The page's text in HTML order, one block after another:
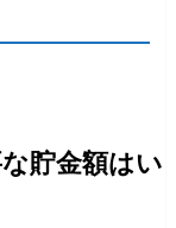
貯金額はい